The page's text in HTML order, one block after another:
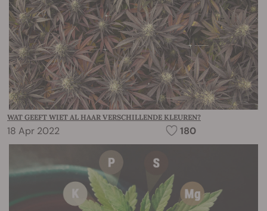
WAT GEEFT WIET AL HAAR VERSCHILLENDE KLEUREN?
18 Apr 2022 180